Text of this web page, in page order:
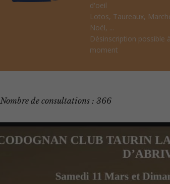
d'oeil
Lotos, Taureaux,
Noël, ...
Désinscription possible
moment
Nombre de consultations : 366